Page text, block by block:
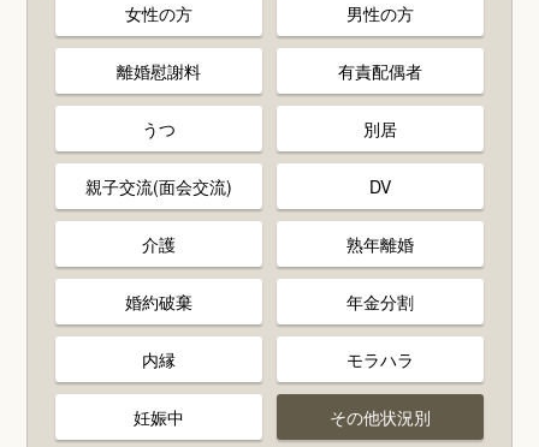
女性の方 男性の方
離婚慰謝料 有責配偶者
うつ 別居
親子交流(面会交流) DV
介護 熟年離婚
婚約破棄 年金分割
内縁 モラハラ
妊娠中 その他状況別